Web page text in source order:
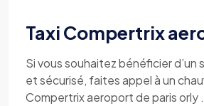
Taxi Compertrix
Si vous souhaitez bénéficier d’un
et sécurisé, faites appel à un
Compertrix aeroport de paris orly .